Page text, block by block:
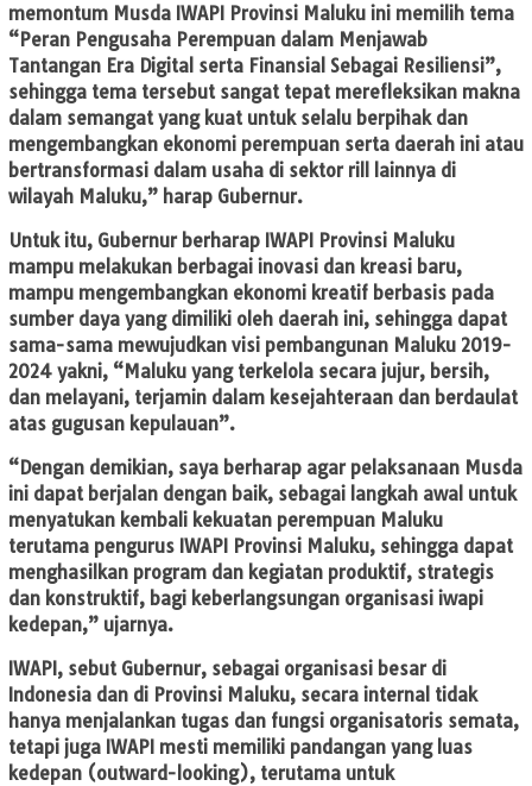
memontum Musda IWAPI Provinsi Maluku ini memilih tema
“Peran Pengusaha Perempuan dalam Menjawab
Tantangan Era Digital serta Finansial Sebagai Resiliensi”,
sehingga tema tersebut sangat tepat merefleksikan makna
dalam semangat yang kuat untuk selalu berpihak dan
mengembangkan ekonomi perempuan serta daerah ini atau
bertransformasi dalam usaha di sektor rill lainnya di
wilayah Maluku,” harap Gubernur.
Untuk itu, Gubernur berharap IWAPI Provinsi Maluku
mampu melakukan berbagai inovasi dan kreasi baru,
mampu mengembangkan ekonomi kreatif berbasis pada
sumber daya yang dimiliki oleh daerah ini, sehingga dapat
sama-sama mewujudkan visi pembangunan Maluku 2019-
2024 yakni, “Maluku yang terkelola secara jujur, bersih,
dan melayani, terjamin dalam kesejahteraan dan berdaulat
atas gugusan kepulauan”.
“Dengan demikian, saya berharap agar pelaksanaan Musda
ini dapat berjalan dengan baik, sebagai langkah awal untuk
menyatukan kembali kekuatan perempuan Maluku
terutama pengurus IWAPI Provinsi Maluku, sehingga dapat
menghasilkan program dan kegiatan produktif, strategis
dan konstruktif, bagi keberlangsungan organisasi iwapi
kedepan,” ujarnya.
IWAPI, sebut Gubernur, sebagai organisasi besar di
Indonesia dan di Provinsi Maluku, secara internal tidak
hanya menjalankan tugas dan fungsi organisatoris semata,
tetapi juga IWAPI mesti memiliki pandangan yang luas
kedepan (outward-looking), terutama untuk